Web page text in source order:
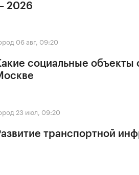
2026
06 авг, 09:20
социальные объекты
23 июл, 09:20
транспортной